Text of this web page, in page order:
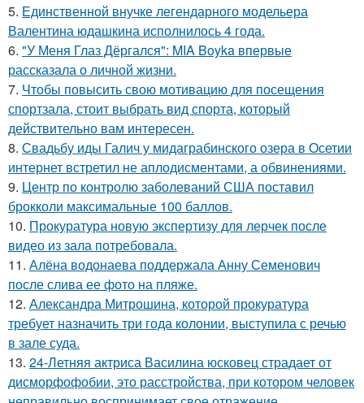
5. Единственной внучке легендарного модельера
Валентина юдашкина исполнилось 4 года.
6. "У Меня Глаз Дёргался": MIA Boyka впервые
рассказала о личной жизни.
7. Чтобы повысить свою мотивацию для посещения
спортзала, стоит выбрать вид спорта, который
действительно вам интересен.
8. Свадьбу иды Галич у мидаграбинского озера в Осетии
интернет встретил не аплодисментами, а обвинениями.
9. Центр по контролю заболеваний США поставил
брокколи максимальные 100 баллов.
10. Прокуратура новую экспертизу для лерчек после
видео из зала потребовала.
11. Алёна водонаева поддержала Анну Семенович
после слива ее фото на пляже.
12. Александра Митрошина, которой прокуратура
требует назначить три года колонии, выступила с речью
в зале суда.
13. 24-Летняя актриса Василина юсковец страдает от
дисморфофобии, это расстройства, при котором человек